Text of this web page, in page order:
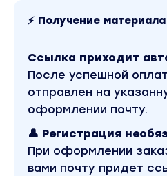
⚡ Получение материала
Ссылка приходит
После успешной
отправлен на
оформлении почту.
👤 Регистрация
При оформлении
вами почту придет